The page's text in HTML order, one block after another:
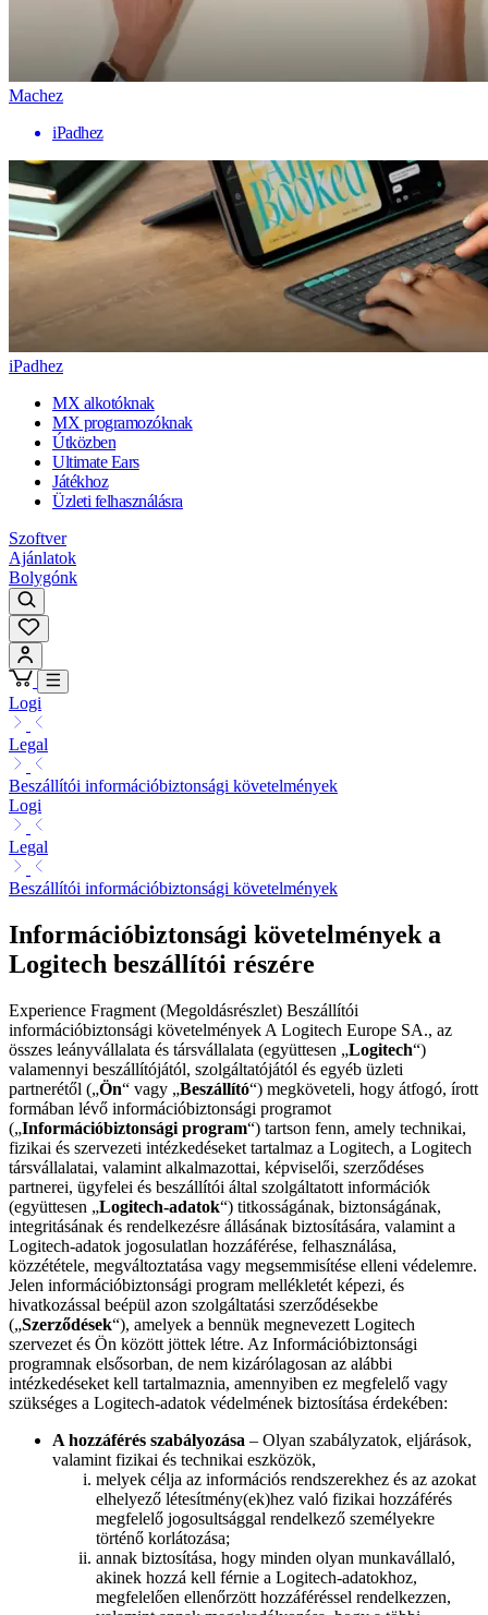
Machez
iPadhez
iPadhez
MX alkotóknak
MX programozóknak
Útközben
Ultimate Ears
Játékhoz
Üzleti felhasználásra
Szoftver
Ajánlatok
Bolygónk
Logi
Legal
Beszállítói információbiztonsági követelmények
Logi
Legal
Beszállítói információbiztonsági követelmények
Információbiztonsági követelmények a
Logitech beszállítói részére
Experience Fragment (Megoldásrészlet) Beszállítói
információbiztonsági követelmények A Logitech Europe SA., az
összes leányvállalata és társvállalata (együttesen „Logitech“)
valamennyi beszállítójától, szolgáltatójától és egyéb üzleti
partnerétől („Ön“ vagy „Beszállító“) megköveteli, hogy átfogó, írott
formában lévő információbiztonsági programot
(„Információbiztonsági program“) tartson fenn, amely technikai,
fizikai és szervezeti intézkedéseket tartalmaz a Logitech, a Logitech
társvállalatai, valamint alkalmazottai, képviselői, szerződéses
partnerei, ügyfelei és beszállítói által szolgáltatott információk
(együttesen „Logitech-adatok“) titkosságának, biztonságának,
integritásának és rendelkezésre állásának biztosítására, valamint a
Logitech-adatok jogosulatlan hozzáférése, felhasználása,
közzététele, megváltoztatása vagy megsemmisítése elleni védelemre.
Jelen információbiztonsági program mellékletét képezi, és
hivatkozással beépül azon szolgáltatási szerződésekbe
(„Szerződések“), amelyek a bennük megnevezett Logitech
szervezet és Ön között jöttek létre. Az Információbiztonsági
programnak elsősorban, de nem kizárólagosan az alábbi
intézkedéseket kell tartalmaznia, amennyiben ez megfelelő vagy
szükséges a Logitech-adatok védelmének biztosítása érdekében:
A hozzáférés szabályozása – Olyan szabályzatok, eljárások,
valamint fizikai és technikai eszközök,
melyek célja az információs rendszerekhez és az azokat
elhelyező létesítmény(ek)hez való fizikai hozzáférés
megfelelő jogosultsággal rendelkező személyekre
történő korlátozása;
annak biztosítása, hogy minden olyan munkavállaló,
akinek hozzá kell férnie a Logitech-adatokhoz,
megfelelően ellenőrzött hozzáféréssel rendelkezzen,